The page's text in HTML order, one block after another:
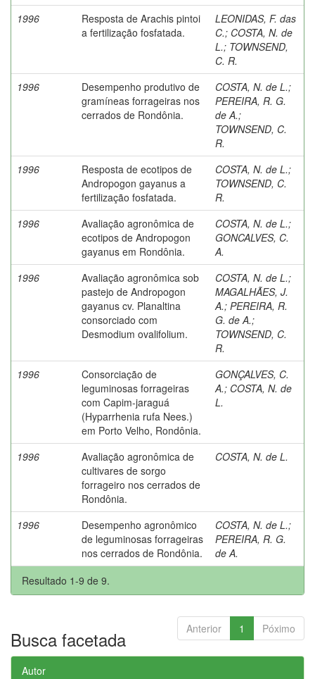
1996
Resposta de Arachis pintoi
a fertilização fosfatada.
LEONIDAS, F. das
C.; COSTA, N. de
L.; TOWNSEND,
C. R.
1996
Desempenho produtivo de
gramíneas forrageiras nos
cerrados de Rondônia.
COSTA, N. de L.;
PEREIRA, R. G.
de A.;
TOWNSEND, C.
R.
1996
Resposta de ecotipos de
Andropogon gayanus a
fertilização fosfatada.
COSTA, N. de L.;
TOWNSEND, C.
R.
1996
Avaliação agronômica de
ecotipos de Andropogon
gayanus em Rondônia.
COSTA, N. de L.;
GONCALVES, C.
A.
1996
Avaliação agronômica sob
pastejo de Andropogon
gayanus cv. Planaltina
consorciado com
Desmodium ovalifolium.
COSTA, N. de L.;
MAGALHÃES, J.
A.; PEREIRA, R.
G. de A.;
TOWNSEND, C.
R.
1996
Consorciação de
leguminosas forrageiras
com Capim-jaraguá
(Hyparrhenia rufa Nees.)
em Porto Velho, Rondônia.
GONÇALVES, C.
A.; COSTA, N. de
L.
1996
Avaliação agronômica de
cultivares de sorgo
forrageiro nos cerrados de
Rondônia.
COSTA, N. de L.
1996
Desempenho agronômico
de leguminosas forrageiras
nos cerrados de Rondônia.
COSTA, N. de L.;
PEREIRA, R. G.
de A.
Resultado 1-9 de 9.
Anterior 1 Póximo
Busca facetada
Autor